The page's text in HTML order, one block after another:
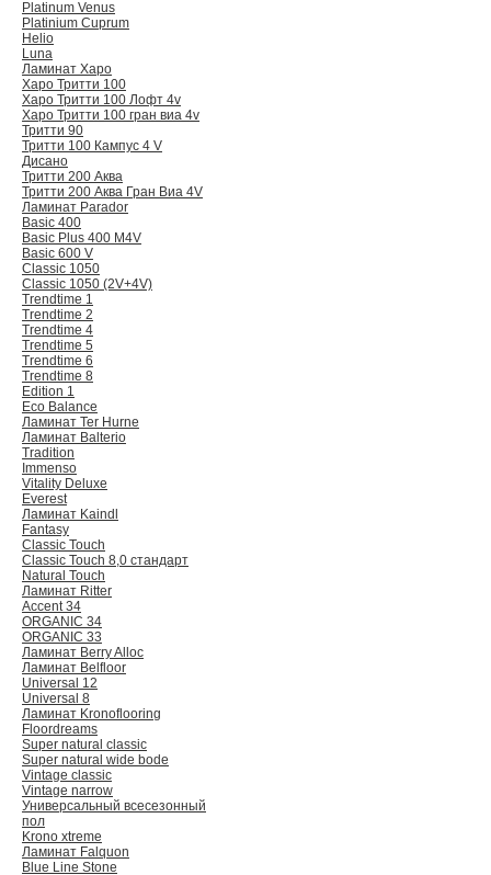
Platinum Venus
Platinium Cuprum
Helio
Luna
Ламинат Харо
Харо Тритти 100
Харо Тритти 100 Лофт 4v
Харо Тритти 100 гран виа 4v
Тритти 90
Тритти 100 Кампус 4 V
Дисано
Тритти 200 Аква
Тритти 200 Аква Гран Виа 4V
Ламинат Parador
Basic 400
Basic Plus 400 M4V
Basic 600 V
Classic 1050
Classic 1050 (2V+4V)
Trendtime 1
Trendtime 2
Trendtime 4
Trendtime 5
Trendtime 6
Trendtime 8
Edition 1
Eco Balance
Ламинат Ter Hurne
Ламинат Balterio
Tradition
Immenso
Vitality Deluxe
Everest
Ламинат Kaindl
Fantasy
Classic Touch
Classic Touch 8,0 стандарт
Natural Touch
Ламинат Ritter
Accent 34
ORGANIC 34
ORGANIC 33
Ламинат Berry Alloc
Ламинат Belfloor
Universal 12
Universal 8
Ламинат Kronoflooring
Floordreams
Super natural classic
Super natural wide bode
Vintage classic
Vintage narrow
Универсальный всесезонный
пол
Krono xtreme
Ламинат Falquon
Blue Line Stone